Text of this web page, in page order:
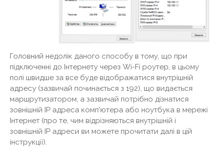
Головний недолік даного способу в тому, що при
підключенні до Інтернету через Wi-Fi роутер, в цьому
полі швидше за все буде відображатися внутрішній
адресу (зазвичай починається з 192), що видається
маршрутизатором, а зазвичай потрібно дізнатися
зовнішній IP адреса комп'ютера або ноутбука в мережі
Інтернет (про те, чим відрізняються внутрішній і
зовнішній IP адреси ви можете прочитати далі в цій
інструкції).